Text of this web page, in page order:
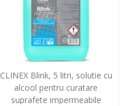
CLINEX Blink, 5 litri, solutie cu
alcool pentru curatare
suprafete impermeabile